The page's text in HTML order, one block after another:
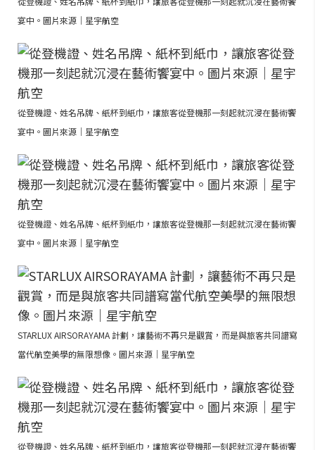
宴中。圖片來源｜星宇航空
從登機證、姓名吊牌、紙杯到紙巾，讓旅客從登機那一刻起就沉浸在藝術饗
宴中。圖片來源｜星宇航空
從登機證、姓名吊牌、紙杯到紙巾，讓旅客從登機那一刻起就沉浸在藝術饗
宴中。圖片來源｜星宇航空
STARLUX AIRSORAYAMA 計劃，讓藝術不再只是觀賞，而是與旅客共同譜寫
當代航空美學的無限想像。圖片來源｜星宇航空
從登機證、姓名吊牌、紙杯到紙巾，讓旅客從登機那一刻起就沉浸在藝術饗